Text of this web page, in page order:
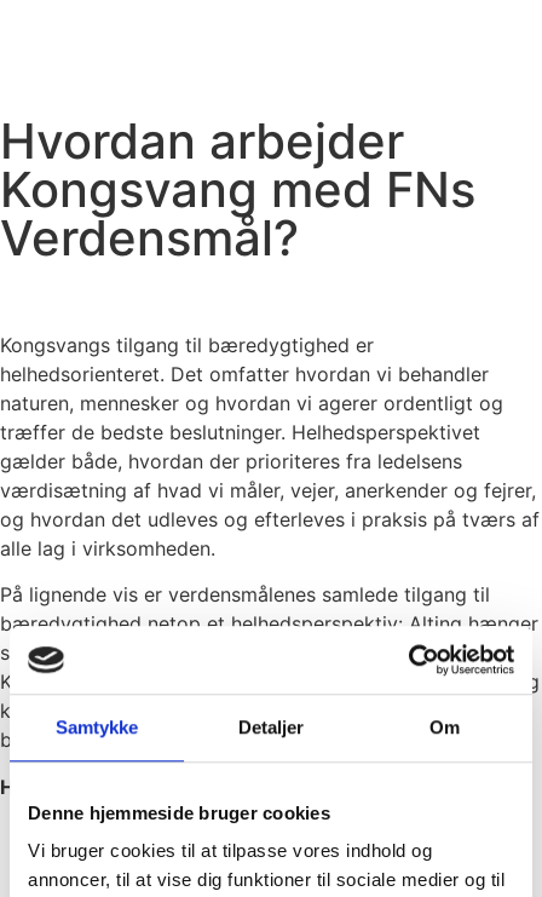
Samtykke Detaljer Om
Denne hjemmeside bruger cookies
Vi bruger cookies til at tilpasse vores indhold og
annoncer, til at vise dig funktioner til sociale medier og til
Hvordan arbejder
Kongsvang med FNs
Verdensmål?
Kongsvangs tilgang til bæredygtighed er
helhedsorienteret. Det omfatter hvordan vi behandler
naturen, mennesker og hvordan vi agerer ordentligt og
træffer de bedste beslutninger. Helhedsperspektivet
gælder både, hvordan der prioriteres fra ledelsens
værdisætning af hvad vi måler, vejer, anerkender og fejrer,
og hvordan det udleves og efterleves i praksis på tværs af
alle lag i virksomheden.
På lignende vis er verdensmålenes samlede tilgang til
bæredygtighed netop et helhedsperspektiv: Alting hænger
sammen og intet verdensmål kan stå alene. Derfor har vi i
Kongsvang valgt at inddrage dem som inspirationskilde og
konkret værktøj til handling i vores
bæredygtighedsstrategi.
Hvordan arbejder Kongsvang med FNs Verdensmål?
virksomhedsstrategi.
Hvert verdensmål har fået én eller flere